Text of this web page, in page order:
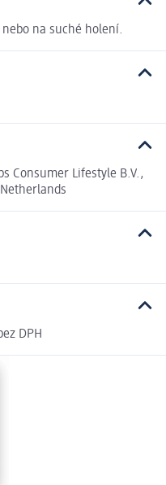
na suché holení.
Consumer Lifestyle B.V.,
DPH